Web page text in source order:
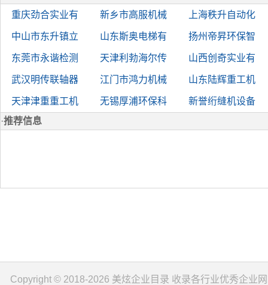
重庆劲合实业有 新乡市高服机械 上海秩升自动化
中山市东升镇立 山东斯奥电梯有 扬州帝昇环保智
东莞市永谐检测 天津利勃海尔传 山西创奇实业有
武汉明传联轴器 江门市鸿力机械 山东陆辉重工机
天津津重重工机 无锡厚浦环保科
新誉绗缝机设备
·推荐信息
Copyright © 2018-2026 美炫企业目录 收录各行业优秀企业